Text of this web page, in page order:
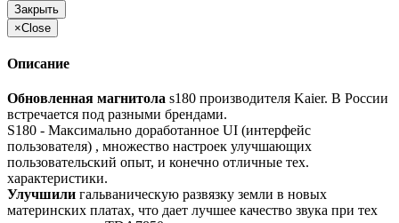
Закрыть
×Close
Описание
Обновленная магнитола s180 производителя Kaier. В России
встречается под разными брендами.
S180 - Максимально доработанное UI (интерфейс
пользователя) , множество настроек улучшающих
пользовательский опыт, и конечно отличные тех.
характеристики.
Улучшили гальваническую развязку земли в новых
материнских платах, что дает лучшее качество звука при тех